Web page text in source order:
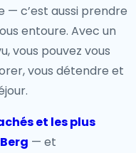
— c’est aussi prendre
entoure. Avec un
vous pouvez vous
vous détendre et
et les plus
— et